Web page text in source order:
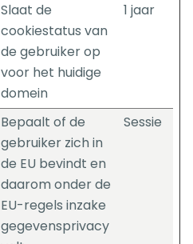
Slaat de
cookiestatus van
de gebruiker op
voor het huidige
domein
1 jaar
Bepaalt of de
gebruiker zich in
de EU bevindt en
daarom onder de
EU-regels inzake
gegevensprivacy
Sessie